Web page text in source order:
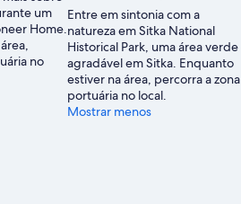
um
Home.
no
Entre em sintonia com a
natureza em Sitka National
Historical Park, uma área verde
agradável em Sitka. Enquanto
estiver na área, percorra a zona
portuária no local.
Mostrar menos